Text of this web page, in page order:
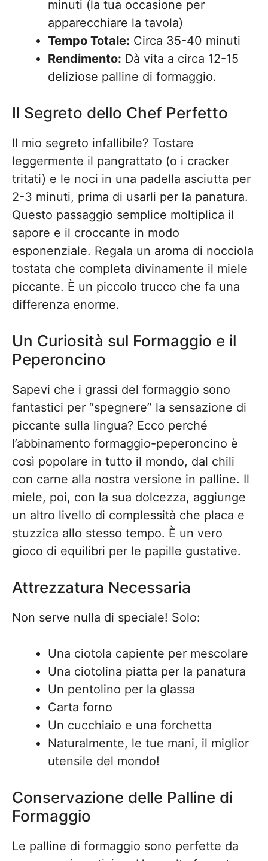
minuti (la tua occasione per
apparecchiare la tavola)
Tempo Totale: Circa 35-40 minuti
Rendimento: Dà vita a circa 12-15
deliziose palline di formaggio.
Il Segreto dello Chef Perfetto
Il mio segreto infallibile? Tostare
leggermente il pangrattato (o i cracker
tritati) e le noci in una padella asciutta per
2-3 minuti, prima di usarli per la panatura.
Questo passaggio semplice moltiplica il
sapore e il croccante in modo
esponenziale. Regala un aroma di nocciola
tostata che completa divinamente il miele
piccante. È un piccolo trucco che fa una
differenza enorme.
Un Curiosità sul Formaggio e il
Peperoncino
Sapevi che i grassi del formaggio sono
fantastici per “spegnere” la sensazione di
piccante sulla lingua? Ecco perché
l’abbinamento formaggio-peperoncino è
così popolare in tutto il mondo, dal chili
con carne alla nostra versione in palline. Il
miele, poi, con la sua dolcezza, aggiunge
un altro livello di complessità che placa e
stuzzica allo stesso tempo. È un vero
gioco di equilibri per le papille gustative.
Attrezzatura Necessaria
Non serve nulla di speciale! Solo:
Una ciotola capiente per mescolare
Una ciotolina piatta per la panatura
Un pentolino per la glassa
Carta forno
Un cucchiaio e una forchetta
Naturalmente, le tue mani, il miglior
utensile del mondo!
Conservazione delle Palline di
Formaggio
Le palline di formaggio sono perfette da